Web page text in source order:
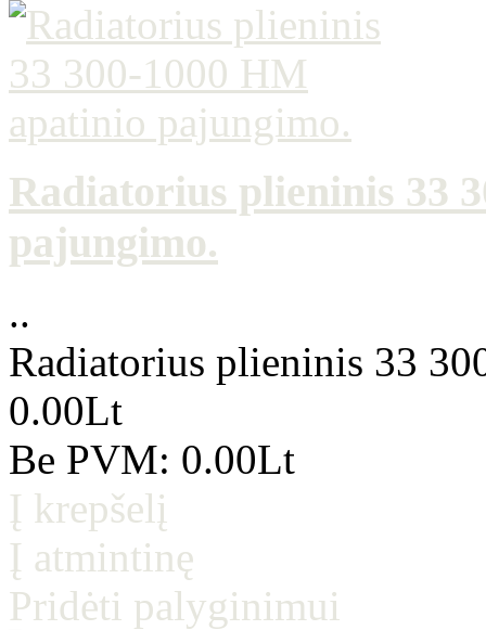
Radiatorius plieninis 33
pajungimo.
..
Radiatorius plieninis 33
0.00Lt
Be PVM: 0.00Lt
Į krepšelį
Į atmintinę
Pridėti palyginimui